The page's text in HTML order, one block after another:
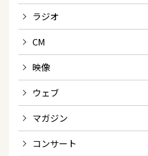
ラジオ
CM
映像
ウェブ
マガジン
コンサート